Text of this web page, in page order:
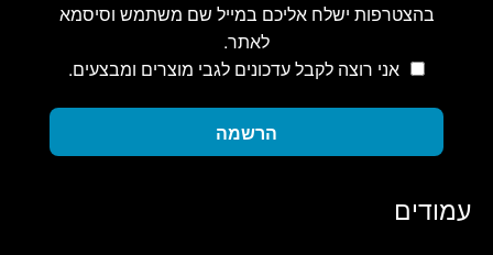
בהצטרפות ישלח אליכם במייל שם משתמש וסיסמא
לאתר.
אני רוצה לקבל עדכונים לגבי מוצרים ומבצעים.
הרשמה
עמודים